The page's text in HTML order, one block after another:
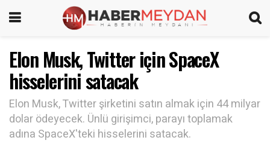
Elon Musk, Twitter için SpaceX
hisselerini satacak
Elon Musk, Twitter şirketini satın almak için 44 milyar
dolar ödeyecek. Ünlü girişimci, parayı toplamak
adına SpaceX'teki hisselerini satacak.